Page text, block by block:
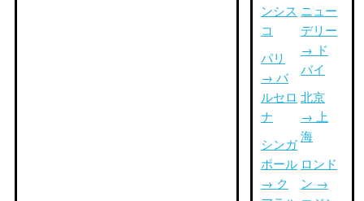
ンシス
コ
パリ
→ バ
ルセロ
ナ
シンガ
ポール
→ ク
ニュー
デリー
→ ド
バイ
北京
→ 上
海
ロンド
ン →